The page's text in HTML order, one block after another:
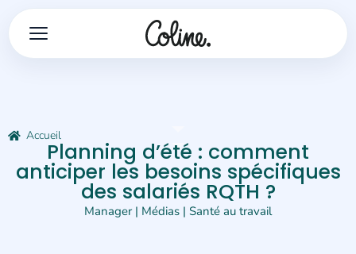
Accueil
Planning d’été : comment
anticiper les besoins spécifiques
des salariés RQTH ?
Manager| Médias | Santé au travail